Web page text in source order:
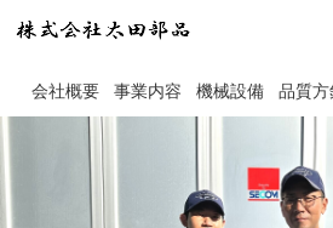
会社概要 事業内容 機械設備 品質方